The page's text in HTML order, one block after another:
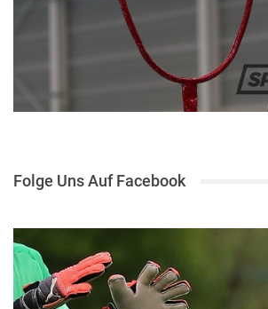
Folge Uns Auf Facebook